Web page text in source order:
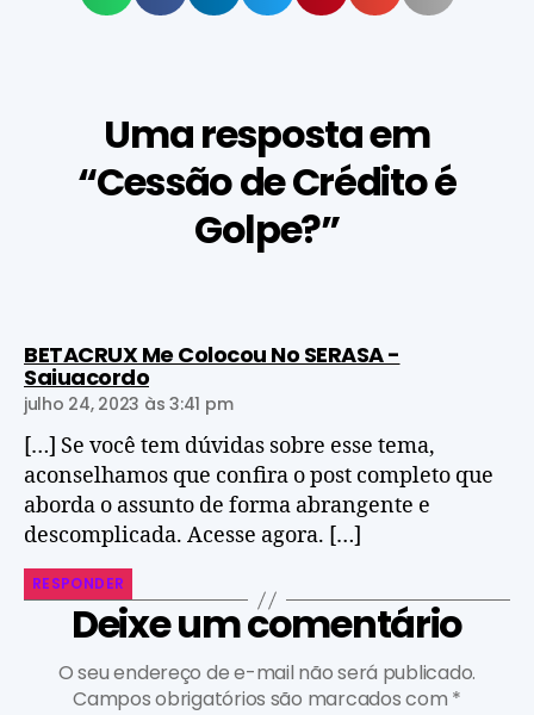
Uma resposta em
“Cessão de Crédito é
Golpe?”
BETACRUX Me Colocou No SERASA -
Saiuacordo
julho 24, 2023 às 3:41 pm
[…] Se você tem dúvidas sobre esse tema,
aconselhamos que confira o post completo que
aborda o assunto de forma abrangente e
descomplicada. Acesse agora. […]
RESPONDER
Deixe um comentário
O seu endereço de e-mail não será publicado.
Campos obrigatórios são marcados com *